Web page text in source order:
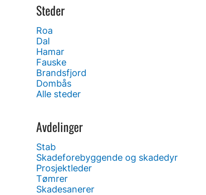
Steder
Roa
Dal
Hamar
Fauske
Brandsfjord
Dombås
Alle steder
Avdelinger
Stab
Skadeforebyggende og skadedyr
Prosjektleder
Tømrer
Skadesanerer